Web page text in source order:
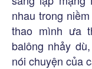
nhau trong
thao mình ưa
balông nhảy
nói chuyện của